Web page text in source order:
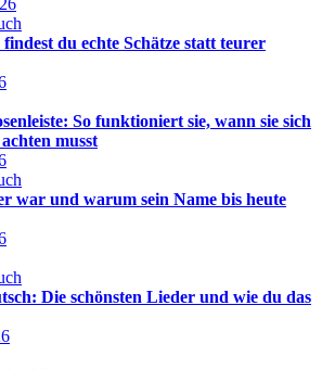
du echte Schätze statt teurer
So funktioniert sie, wann sie sich
musst
war und warum sein Name bis heute
Die schönsten Lieder und wie du das